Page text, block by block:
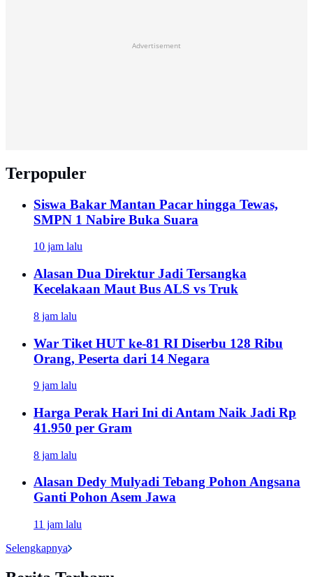
Advertisement
Terpopuler
Siswa Bakar Mantan Pacar hingga Tewas,
SMPN 1 Nabire Buka Suara
10 jam lalu
Alasan Dua Direktur Jadi Tersangka
Kecelakaan Maut Bus ALS vs Truk
8 jam lalu
War Tiket HUT ke-81 RI Diserbu 128 Ribu
Orang, Peserta dari 14 Negara
9 jam lalu
Harga Perak Hari Ini di Antam Naik Jadi Rp
41.950 per Gram
8 jam lalu
Alasan Dedy Mulyadi Tebang Pohon Angsana
Ganti Pohon Asem Jawa
11 jam lalu
Selengkapnya